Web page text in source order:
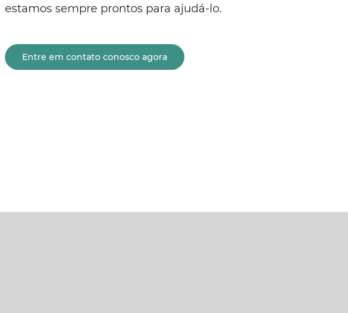
estamos sempre prontos para ajudá-lo.
Entre em contato conosco agora